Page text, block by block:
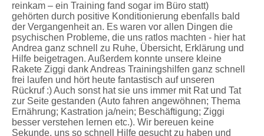
reinkam – ein Training fand sogar im Büro statt)
gehörten durch positive Konditionierung ebenfalls bald
der Vergangenheit an. Es waren vor allen Dingen die
psychischen Probleme, die uns ratlos machten - hier hat
Andrea ganz schnell zu Ruhe, Übersicht, Erklärung und
Hilfe beigetragen. Außerdem konnte unsere kleine
Rakete Ziggi dank Andreas Trainingshilfen ganz schnell
frei laufen und hört heute fantastisch auf unseren
Rückruf :) Auch sonst hat sie uns immer mit Rat und Tat
zur Seite gestanden (Auto fahren angewöhnen; Thema
Ernährung; Kastration ja/nein; Beschäftigung; Ziggi
besser verstehen lernen etc.). Wir bereuen keine
Sekunde, uns so schnell Hilfe gesucht zu haben und